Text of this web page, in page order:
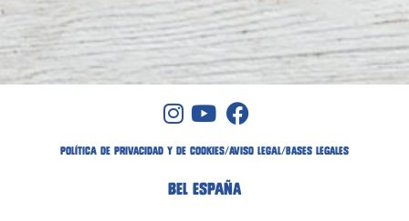
POLÍTICA DE PRIVACIDAD Y DE COOKIES/AVISO LEGAL/bases legales
BEL ESPAÑA